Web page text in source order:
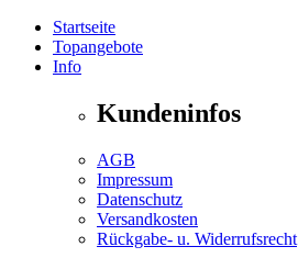
Startseite
Topangebote
Info
Kundeninfos
AGB
Impressum
Datenschutz
Versandkosten
Rückgabe- u. Widerrufsrecht